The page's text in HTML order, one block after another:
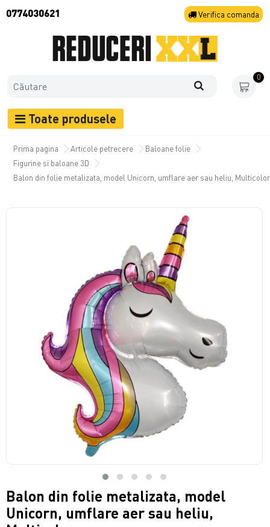
0774030621 Verifica comanda
0
Toate produsele
Prima pagina Articole petrecere
Baloane folie
Figurine si baloane 3D
Balon din folie metalizata, model Unicorn, umflare aer sau heliu, Multicolor
Balon din folie metalizata, model
Unicorn, umflare aer sau heliu,